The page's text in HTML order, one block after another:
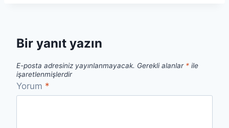
Bir yanıt yazın
E-posta adresiniz yayınlanmayacak. Gerekli alanlar * ile
işaretlenmişlerdir
Yorum *